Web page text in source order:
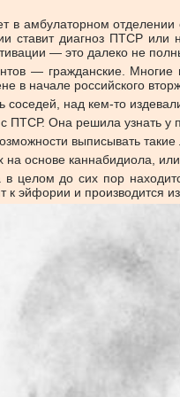
в амбулаторном
ставит диагноз ПТСР
— это далеко не
— гражданские.
в начале российского
соседей, над кем-то
ПТСР. Она решила узнать
выписывать
на основе каннабидиола,
в целом до сих пор
к эйфории и производится